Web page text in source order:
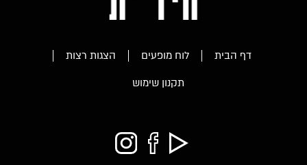
דף הבית לוח מופעים
הצגות רצות
תקנון שימוש